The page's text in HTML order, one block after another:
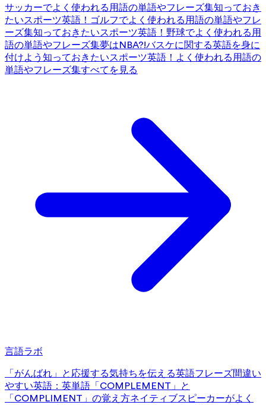
サッカーでよく使われる用語の単語やフレーズ集知っておき
たいスポーツ英語！ゴルフでよく使われる用語の単語やフレ
ーズ集知っておきたいスポーツ英語！野球でよく使われる用
語の単語やフレーズ集夢はNBA?!バスケに関する英語を身に
付けよう 知っておきたいスポーツ英語！よく使われる用語の
単語やフレーズ集すべてを見る
言語ラボ
「がんばれ」と応援する気持ちを伝える英語フレーズ間違い
やすい英語：英単語「COMPLEMENT」と
「COMPLIMENT」の覚え方ネイティブスピーカーがよく